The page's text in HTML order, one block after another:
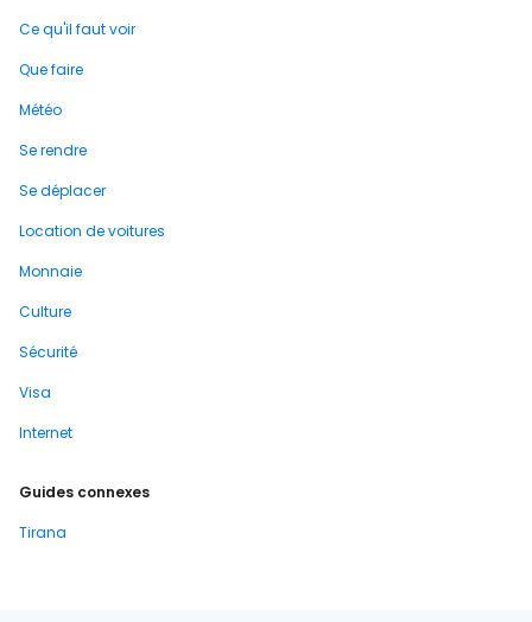
Ce qu'il faut voir
Que faire
Météo
Se rendre
Se déplacer
Location de voitures
Monnaie
Culture
Sécurité
Visa
Internet
Guides connexes
Tirana